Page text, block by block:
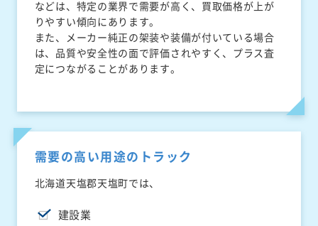
などは、特定の業界で需要が高く、買取価格が上が
りやすい傾向にあります。
また、メーカー純正の架装や装備が付いている場合
は、品質や安全性の面で評価されやすく、プラス査
定につながることがあります。
需要の高い用途のトラック
北海道天塩郡天塩町では、
建設業